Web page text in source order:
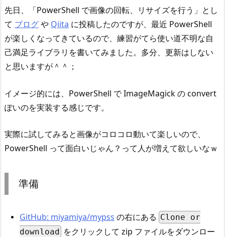
先日、「PowerShell で画像の回転、リサイズを行う」とし
て ブログや Qiita に投稿したのですが、最近 PowerShell
が楽しくなってきているので、練習がてら使い道不明な自
己満足ライブラリを書いてみました。多分、更新はしない
と思いますが＾＾；
イメージ的には、PowerShell で ImageMagick の convert
ぽいのを実装する感じです。
実際に試してみると画像がコロコロ動いて楽しいので、
PowerShell って面白いじゃん？って人が増えて欲しいなｗ
準備
GitHub: miyamiya/mypss の右にある Clone or
download
をクリックして zip ファイルをダウンロー